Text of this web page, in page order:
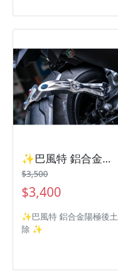
✨巴風特 鋁合金陽極後土除 ✨山葉 勁戰七代 Yamaha✨
$3,500
$3,400
✨巴風特 鋁合金陽極後土
除 ✨